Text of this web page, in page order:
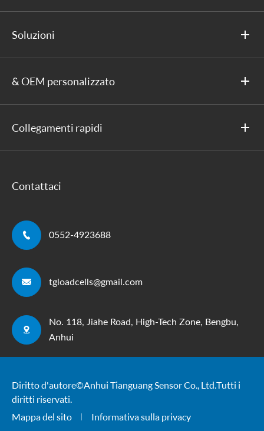
Soluzioni
& OEM personalizzato
Collegamenti rapidi
Contattaci
 0552-4923688
 tgloadcells@gmail.com

No. 118, Jiahe Road, High-Tech Zone, Bengbu,
Anhui
Diritto d'autore ©Anhui Tianguang Sensor Co., Ltd. Tutti i
diritti riservati.
Mappa del sito
Informativa sulla privacy